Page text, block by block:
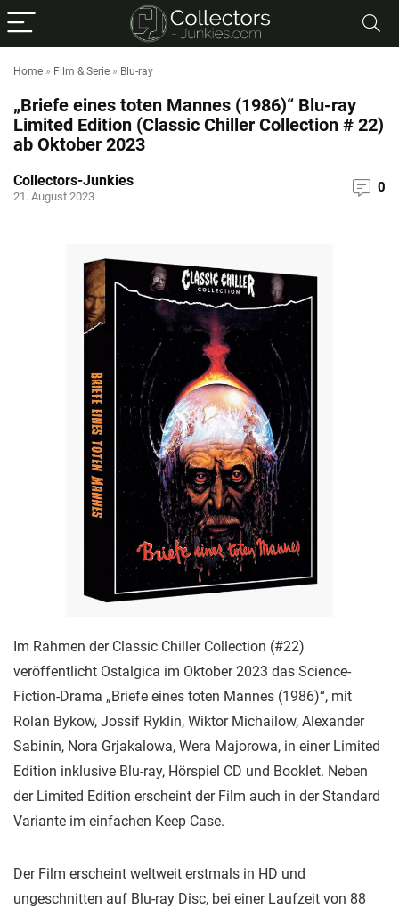
Home » Film & Serie » Blu-ray
„Briefe eines toten Mannes (1986)“ Blu-ray
Limited Edition (Classic Chiller Collection # 22)
ab Oktober 2023
Collectors-Junkies
21. August 2023
0
Im Rahmen der Classic Chiller Collection (#22)
veröffentlicht Ostalgica im Oktober 2023 das Science-
Fiction-Drama „Briefe eines toten Mannes (1986)“, mit
Rolan Bykow, Jossif Ryklin, Wiktor Michailow, Alexander
Sabinin, Nora Grjakalowa, Wera Majorowa, in einer Limited
Edition inklusive Blu-ray, Hörspiel CD und Booklet. Neben
der Limited Edition erscheint der Film auch in der Standard
Variante im einfachen Keep Case.
Der Film erscheint weltweit erstmals in HD und
ungeschnitten auf Blu-ray Disc, bei einer Laufzeit von 88